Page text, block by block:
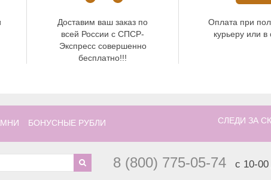
Доставим ваш заказ по
всей России с СПСР-
Экспресс совершенно
бесплатно!!!
Оплата при
курьеру или
БОНУСНЫЕ РУБЛИ СЛЕДИ ЗА
8 (800) 775-05-74 с 10-